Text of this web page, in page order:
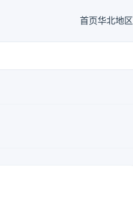
首页华北地区